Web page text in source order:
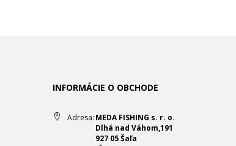
INFORMÁCIE O OBCHODE
Adresa: MEDA FISHING s. r. o.
Dlhá nad Váhom,191
927 05 Šaľa